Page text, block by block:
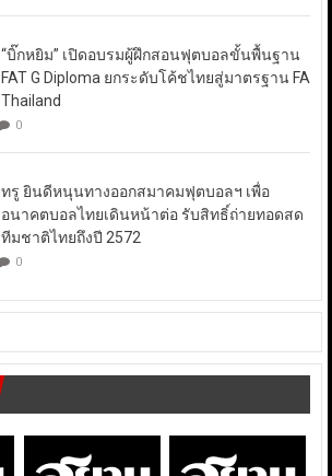
“บิ๊กหยิม” เปิดอบรมผู้ฝึกสอนฟุตบอลขั้นพื้นฐาน
FAT G Diploma ยกระดับโค้ชไทยสู่มาตรฐาน FA
Thailand
0
ทรู ยินดีหนุนทางออกสมาคมฟุตบอลฯ เพื่อ
อนาคตบอลไทยเดินหน้าต่อ รับสิทธิ์ถ่ายทอดสด
ทีมชาติไทยถึงปี 2572
0